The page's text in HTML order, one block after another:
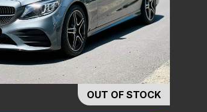
OUT OF STOCK